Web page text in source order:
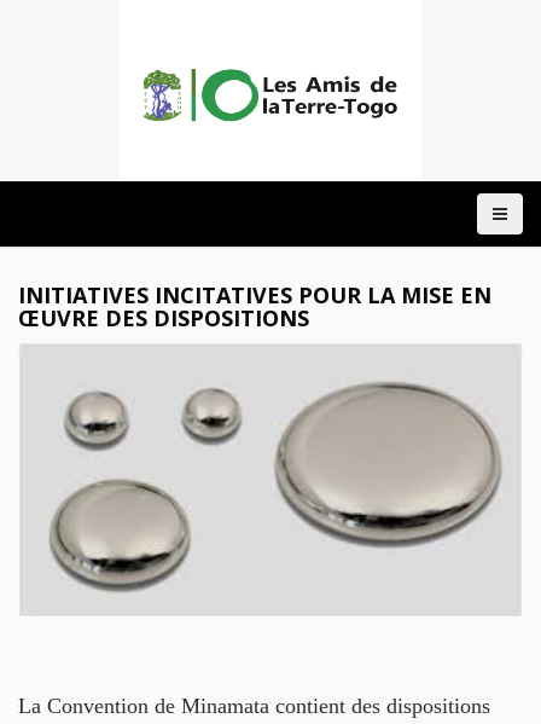
PROPOS
ACTION
DOCUMENTS
INITIATIVES INCITATIVES POUR LA MISE EN
ŒUVRE DES DISPOSITIONS
La Convention de Minamata contient des dispositions